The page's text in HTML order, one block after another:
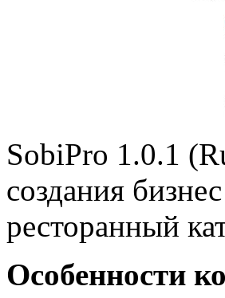
SobiPro 1.0.1
создания
ресторанный
Особенности